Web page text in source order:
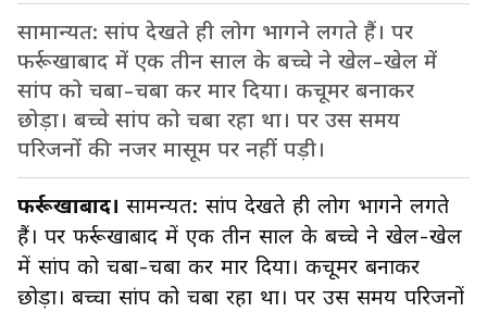
सामान्यत: सांप देखते ही लोग भागने लगते हैं। पर
फर्रूखाबाद में एक तीन साल के बच्चे ने खेल-खेल में
सांप को चबा-चबा कर मार दिया। कचूमर बनाकर
छोड़ा। बच्चे सांप को चबा रहा था। पर उस समय
परिजनों की नजर मासूम पर नहीं पड़ी।
फर्रूखाबाद। सामन्यत: सांप देखते ही लोग भागने लगते
हैं। पर फर्रूखाबाद में एक तीन साल के बच्चे ने खेल-खेल
में सांप को चबा-चबा कर मार दिया। कचूमर बनाकर
छोड़ा। बच्चा सांप को चबा रहा था। पर उस समय परिजनों